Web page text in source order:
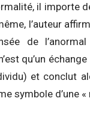
il importe
l’auteur
de
qu’un
et conclut
symbole d’une